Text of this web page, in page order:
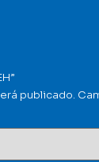
publicado.